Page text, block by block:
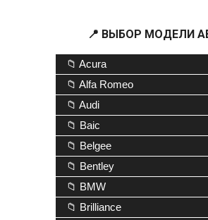
📍 ВЫБОР МОДЕЛИ
📁 Acura
📁 Alfa Romeo
📁 Audi
📁 Baic
📁 Belgee
📁 Bentley
📁 BMW
📁 Brilliance